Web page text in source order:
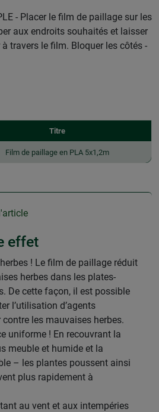
- Placer le film de paillage sur les
aux endroits souhaités et laisser
travers le film. Bloquer les côtés -
Titre
Film de paillage en PLA 5x1,2m
effet
! Le film de paillage réduit
herbes dans les plates-
De cette façon, il est possible
l’utilisation d’agents
les mauvaises herbes.
uniforme ! En recouvrant la
meuble et humide et la
– les plantes poussent ainsi
plus rapidement à
au vent et aux intempéries